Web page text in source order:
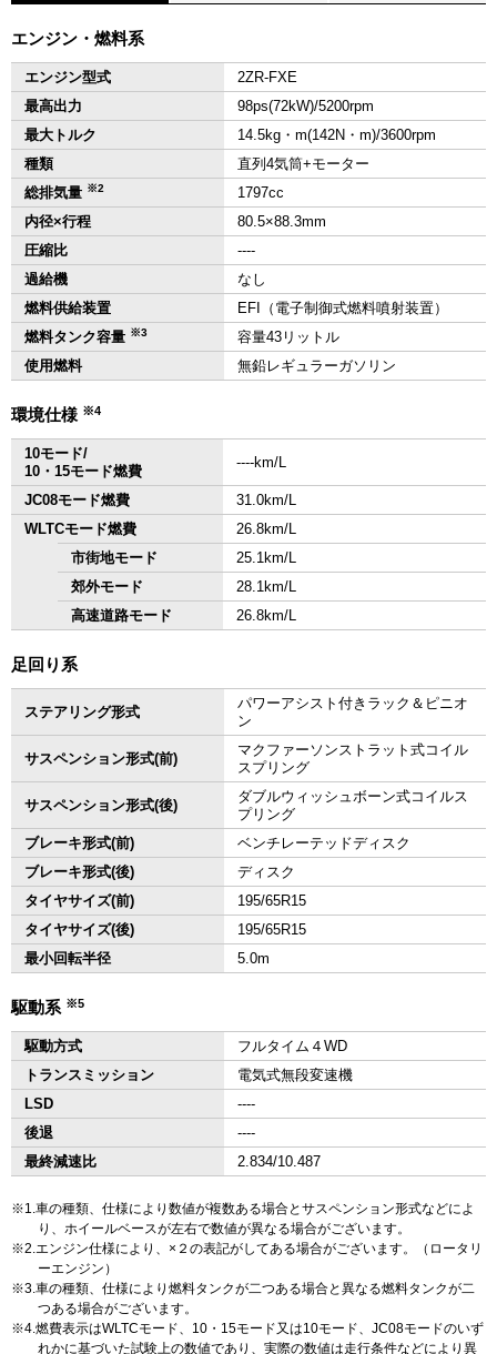
エンジン・燃料系
エンジン型式
2ZR-FXE
最高出力
98ps(72kW)/5200rpm
最大トルク
14.5kg・m(142N・m)/3600rpm
種類
直列4気筒+モーター
総排気量 ※2
1797cc
内径×行程
80.5×88.3mm
圧縮比
‐‐‐‐
過給機
なし
燃料供給装置
EFI（電子制御式燃料噴射装置）
燃料タンク容量 ※3
容量43リットル
使用燃料
無鉛レギュラーガソリン
環境仕様 ※4
10モード/
10・15モード燃費
‐‐‐‐km/L
JC08モード燃費
31.0km/L
WLTCモード燃費
26.8km/L
市街地モード
25.1km/L
郊外モード
28.1km/L
高速道路モード
26.8km/L
足回り系
ステアリング形式
パワーアシスト付きラック＆ピニオ
ン
サスペンション形式(前)
マクファーソンストラット式コイル
スプリング
サスペンション形式(後)
ダブルウィッシュボーン式コイルス
プリング
ブレーキ形式(前)
ベンチレーテッドディスク
ブレーキ形式(後)
ディスク
タイヤサイズ(前)
195/65R15
タイヤサイズ(後)
195/65R15
最小回転半径
5.0m
駆動系 ※5
駆動方式
フルタイム４WD
トランスミッション
電気式無段変速機
LSD
‐‐‐‐
後退
‐‐‐‐
最終減速比
2.834/10.487
1.車の種類、仕様により数値が複数ある場合とサスペンション形式などによ
り、ホイールベースが左右で数値が異なる場合がございます。
2.エンジン仕様により、×２の表記がしてある場合がございます。（ロータリ
ーエンジン）
3.車の種類、仕様により燃料タンクが二つある場合と異なる燃料タンクが二
つある場合がございます。
4.燃費表示はWLTCモード、10・15モード又は10モード、JC08モードのいず
れかに基づいた試験上の数値であり、実際の数値は走行条件などにより異